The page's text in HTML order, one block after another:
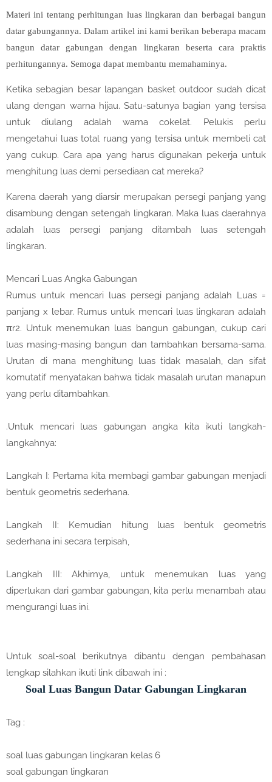
Materi ini tentang perhitungan luas lingkaran dan berbagai bangun
datar gabungannya. Dalam artikel ini kami berikan beberapa macam
bangun datar gabungan dengan lingkaran beserta cara praktis
perhitungannya. Semoga dapat membantu memahaminya.
Ketika sebagian besar lapangan basket outdoor sudah dicat
ulang dengan warna hijau. Satu-satunya bagian yang tersisa
untuk diulang adalah warna cokelat. Pelukis perlu
mengetahui luas total ruang yang tersisa untuk membeli cat
yang cukup. Cara apa yang harus digunakan pekerja untuk
menghitung luas demi persediaan cat mereka?
Karena daerah yang diarsir merupakan persegi panjang yang
disambung dengan setengah lingkaran. Maka luas daerahnya
adalah luas persegi panjang ditambah luas setengah
lingkaran.
Mencari Luas Angka Gabungan
Rumus untuk mencari luas persegi panjang adalah Luas =
panjang x lebar. Rumus untuk mencari luas lingkaran adalah
πr2. Untuk menemukan luas bangun gabungan, cukup cari
luas masing-masing bangun dan tambahkan bersama-sama.
Urutan di mana menghitung luas tidak masalah, dan sifat
komutatif menyatakan bahwa tidak masalah urutan manapun
yang perlu ditambahkan.
.Untuk mencari luas gabungan angka kita ikuti langkah-
langkahnya:
Langkah I: Pertama kita membagi gambar gabungan menjadi
bentuk geometris sederhana.
Langkah II: Kemudian hitung luas bentuk geometris
sederhana ini secara terpisah,
Langkah III: Akhirnya, untuk menemukan luas yang
diperlukan dari gambar gabungan, kita perlu menambah atau
mengurangi luas ini.
Untuk soal-soal berikutnya dibantu dengan pembahasan
lengkap silahkan ikuti link dibawah ini :
Soal Luas Bangun Datar Gabungan Lingkaran
Tag :
soal luas gabungan lingkaran kelas 6
soal gabungan lingkaran